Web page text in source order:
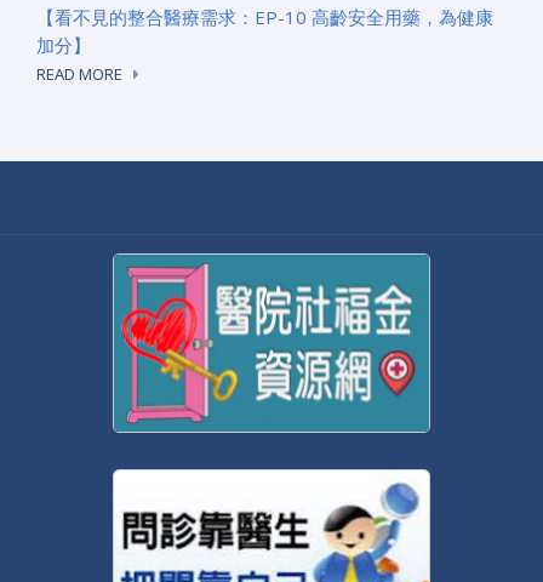
【看不見的整合醫療需求：EP-10 高齡安全用藥，為健康
加分】
READ MORE